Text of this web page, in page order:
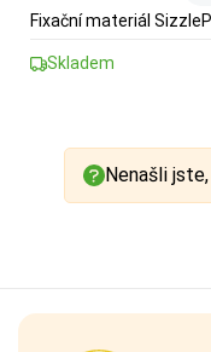
Fixační materiál
Skladem
Nenašli